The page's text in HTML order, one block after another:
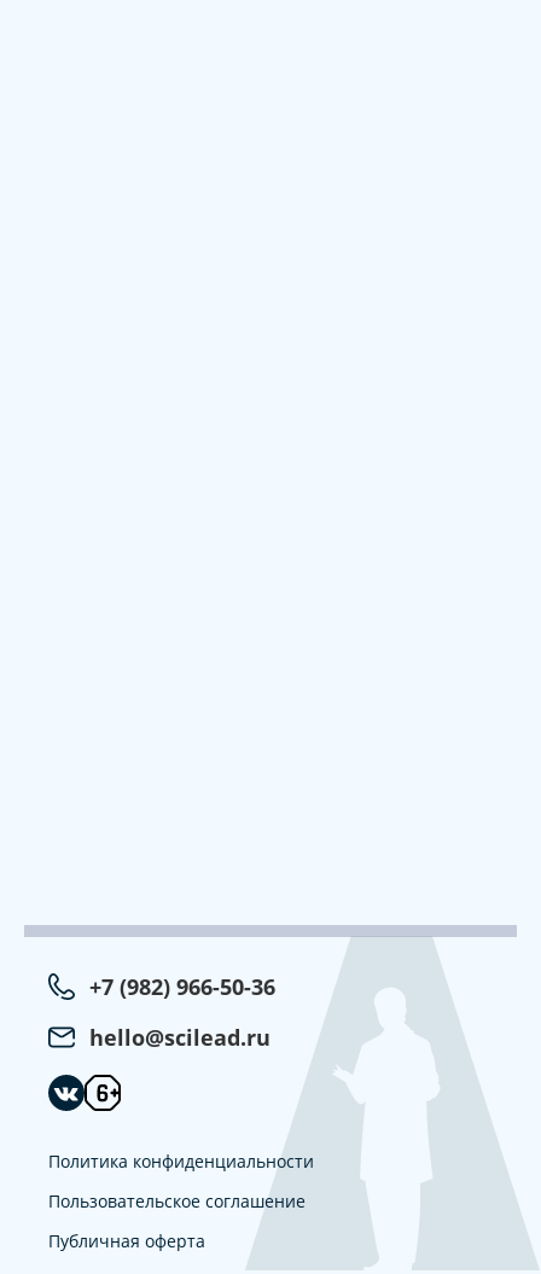
+7 (982) 966-50-36
hello@scilead.ru
Политика конфиденциальности
Пользовательское соглашение
Публичная оферта